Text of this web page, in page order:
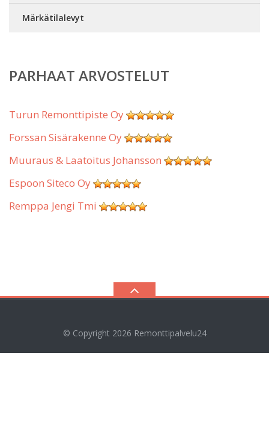
Märkätilalevyt
PARHAAT ARVOSTELUT
Turun Remonttipiste Oy
Forssan Sisärakenne Oy
Muuraus & Laatoitus Johansson
Espoon Siteco Oy
Remppa Jengi Tmi
© Copyright 2026 Remonttipalvelu24